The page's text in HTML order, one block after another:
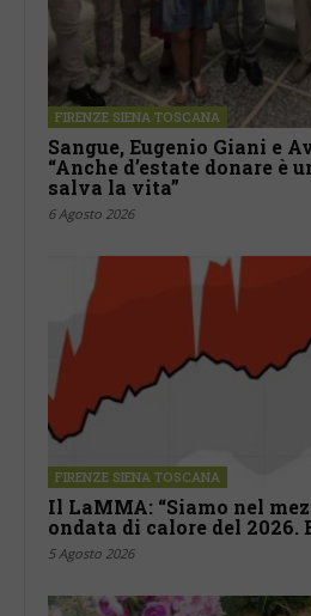
FIRENZE SIENA TOSCANA
Sangue, Eugenio Giani e
“Anche d’estate donare è
salva la vita”
6 Agosto 2026
FIRENZE SIENA TOSCANA
Il LaMMA: “Siamo nel
ondata di calore del 2026.
5 Agosto 2026